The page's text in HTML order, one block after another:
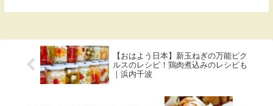
料理研究家 みきママが大ざっぱチョコスコ
【おはよう日本】新玉ねぎの万能ピク
ルスのレシピ！鶏肉煮込みのレシピも
｜浜内千波